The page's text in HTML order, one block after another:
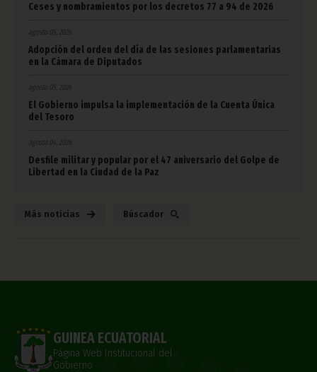
Ceses y nombramientos por los decretos 77 a 94 de 2026
Adopción del orden del día de las sesiones parlamentarias
en la Cámara de Diputados
El Gobierno impulsa la implementación de la Cuenta Única
del Tesoro
agosto 04, 2026
Desfile militar y popular por el 47 aniversario del Golpe de
Libertad en la Ciudad de la Paz
Más noticias Búscador
GUINEA ECUATORIAL
Página Web Institucional del
Gobierno